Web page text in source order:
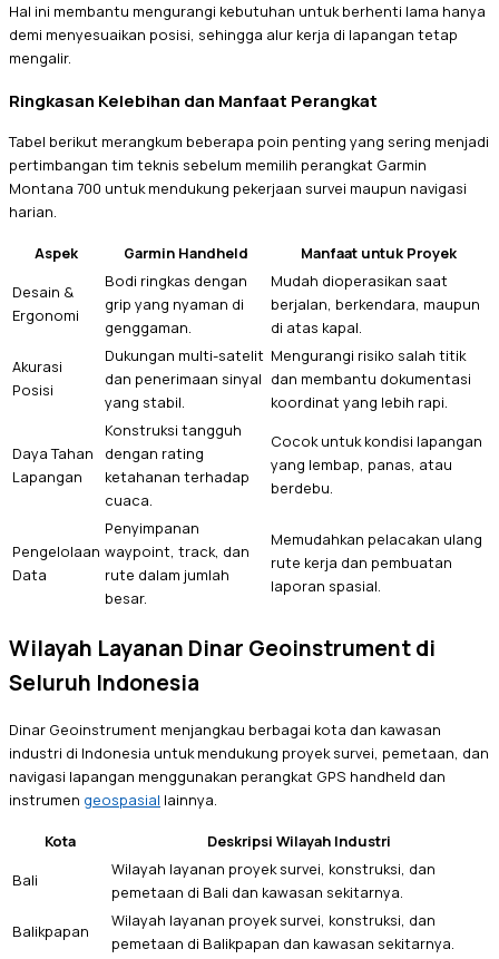
Hal ini membantu mengurangi kebutuhan untuk berhenti lama hanya
demi menyesuaikan posisi, sehingga alur kerja di lapangan tetap
mengalir.
Ringkasan Kelebihan dan Manfaat Perangkat
Tabel berikut merangkum beberapa poin penting yang sering menjadi
pertimbangan tim teknis sebelum memilih perangkat Garmin
Montana 700 untuk mendukung pekerjaan survei maupun navigasi
harian.
Aspek Garmin Handheld
Manfaat untuk Proyek
Desain &
Ergonomi
Bodi ringkas dengan
grip yang nyaman di
genggaman.
Mudah dioperasikan saat
berjalan, berkendara, maupun
di atas kapal.
Akurasi
Posisi
Dukungan multi-satelit
dan penerimaan sinyal
yang stabil.
Mengurangi risiko salah titik
dan membantu dokumentasi
koordinat yang lebih rapi.
Daya Tahan
Lapangan
Konstruksi tangguh
dengan rating
ketahanan terhadap
cuaca.
Cocok untuk kondisi lapangan
yang lembap, panas, atau
berdebu.
Pengelolaan
Data
Penyimpanan
waypoint, track, dan
rute dalam jumlah
besar.
Memudahkan pelacakan ulang
rute kerja dan pembuatan
laporan spasial.
Wilayah Layanan Dinar Geoinstrument di
Seluruh Indonesia
Dinar Geoinstrument menjangkau berbagai kota dan kawasan
industri di Indonesia untuk mendukung proyek survei, pemetaan, dan
navigasi lapangan menggunakan perangkat GPS handheld dan
instrumen geospasial lainnya.
Kota
Deskripsi Wilayah Industri
Bali
Wilayah layanan proyek survei, konstruksi, dan
pemetaan di Bali dan kawasan sekitarnya.
Balikpapan
Wilayah layanan proyek survei, konstruksi, dan
pemetaan di Balikpapan dan kawasan sekitarnya.